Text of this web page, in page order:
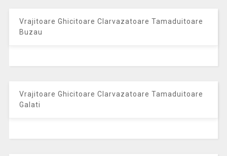
Vrajitoare Ghicitoare Clarvazatoare Tamaduitoare
Buzau
Vrajitoare Ghicitoare Clarvazatoare Tamaduitoare
Galati